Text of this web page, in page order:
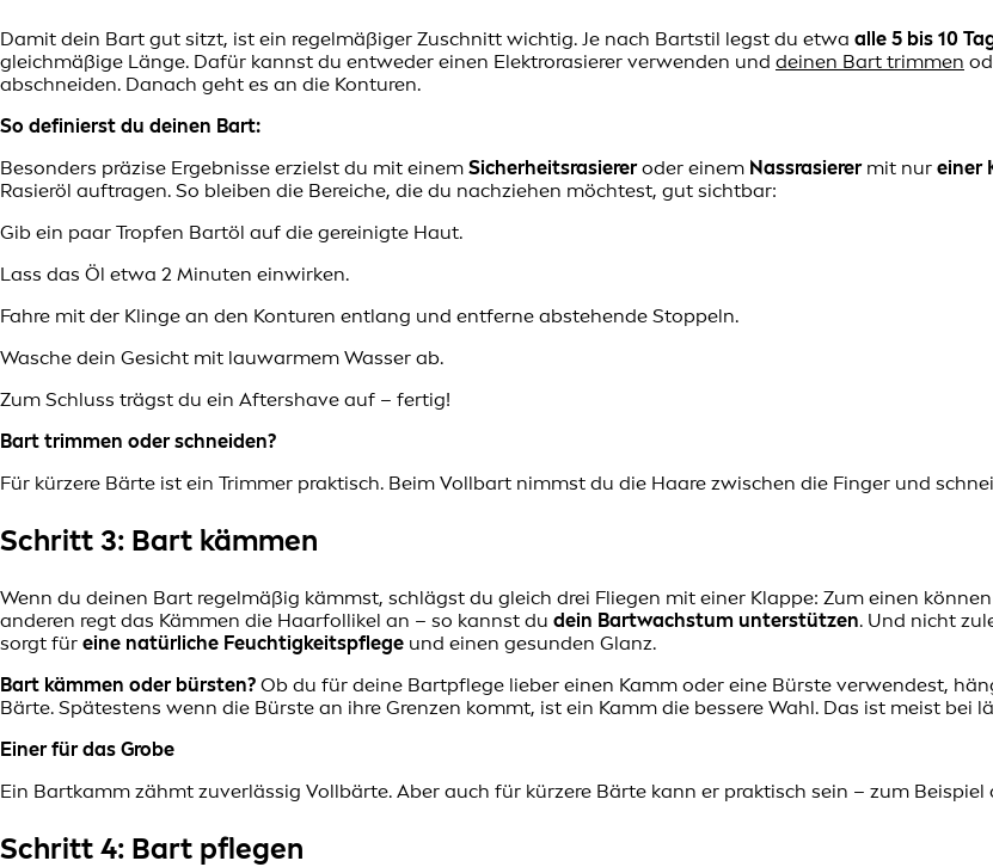
Damit dein Bart gut sitzt, ist ein regelmäßiger Zuschnitt wichtig. Je nach Bartstil legst du etwa alle 5 bis 10
gleichmäßige Länge. Dafür kannst du entweder einen Elektrorasierer verwenden und deinen Bart trimmen
abschneiden. Danach geht es an die Konturen.
So definierst du deinen Bart:
Besonders präzise Ergebnisse erzielst du mit einem Sicherheitsrasiereroder einem Nassrasierermit nur einer
Rasieröl auftragen. So bleiben die Bereiche, die du nachziehen möchtest, gut sichtbar:
Gib ein paar Tropfen Bartöl auf die gereinigte Haut.
Lass das Öl etwa 2 Minuten einwirken.
Fahre mit der Klinge an den Konturen entlang und entferne abstehende Stoppeln.
Wasche dein Gesicht mit lauwarmem Wasser ab.
Zum Schluss trägst du ein Aftershave auf – fertig!
Bart trimmen oder schneiden?
Für kürzere Bärte ist ein Trimmer praktisch. Beim Vollbart nimmst du die Haare zwischen die Finger und
Schritt 3: Bart kämmen
Wenn du deinen Bart regelmäßig kämmst, schlägst du gleich drei Fliegen mit einer Klappe: Zum einen können
anderen regt das Kämmen die Haarfollikel an – so kannst du dein Bartwachstum unterstützen. Und nicht
sorgt für eine natürliche Feuchtigkeitspflege und einen gesunden Glanz.
Bart kämmen oder bürsten? Ob du für deine Bartpflege lieber einen Kamm oder eine Bürste verwendest,
Bärte. Spätestens wenn die Bürste an ihre Grenzen kommt, ist ein Kamm die bessere Wahl. Das ist meist bei
Einer für das Grobe
Ein Bartkamm zähmt zuverlässig Vollbärte. Aber auch für kürzere Bärte kann er praktisch sein – zum Beispiel
Schritt 4: Bart pflegen